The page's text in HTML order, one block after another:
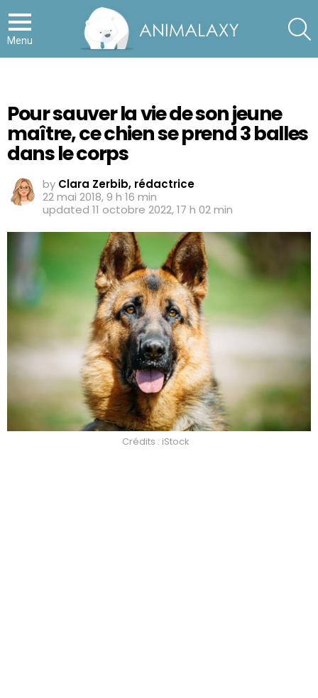
Menu
Pour sauver la vie de son jeune
maître, ce chien se prend 3 balles
dans le corps
by Clara Zerbib, rédactrice
22 mai 2018, 9 h 16 min
updated 11 octobre 2022, 17 h 02 min
Crédits : iStock